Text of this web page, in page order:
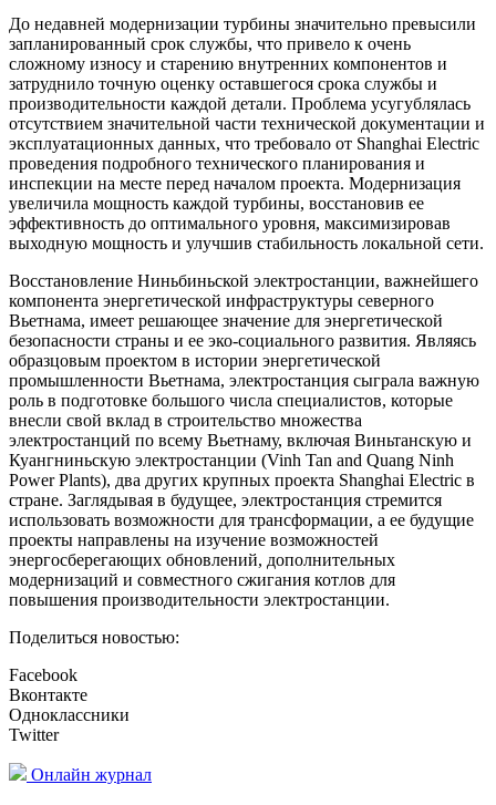
До недавней модернизации турбины значительно превысили
запланированный срок службы, что привело к очень
сложному износу и старению внутренних компонентов и
затруднило точную оценку оставшегося срока службы и
производительности каждой детали. Проблема усугублялась
отсутствием значительной части технической документации и
эксплуатационных данных, что требовало от Shanghai Electric
проведения подробного технического планирования и
инспекции на месте перед началом проекта. Модернизация
увеличила мощность каждой турбины, восстановив ее
эффективность до оптимального уровня, максимизировав
выходную мощность и улучшив стабильность локальной сети.
Восстановление Ниньбиньской электростанции, важнейшего
компонента энергетической инфраструктуры северного
Вьетнама, имеет решающее значение для энергетической
безопасности страны и ее эко-социального развития. Являясь
образцовым проектом в истории энергетической
промышленности Вьетнама, электростанция сыграла важную
роль в подготовке большого числа специалистов, которые
внесли свой вклад в строительство множества
электростанций по всему Вьетнаму, включая Виньтанскую и
Куангниньскую электростанции (Vinh Tan and Quang Ninh
Power Plants), два других крупных проекта Shanghai Electric в
стране. Заглядывая в будущее, электростанция стремится
использовать возможности для трансформации, а ее будущие
проекты направлены на изучение возможностей
энергосберегающих обновлений, дополнительных
модернизаций и совместного сжигания котлов для
повышения производительности электростанции.
Поделиться новостью:
Facebook
Вконтакте
Одноклассники
Twitter
Онлайн журнал